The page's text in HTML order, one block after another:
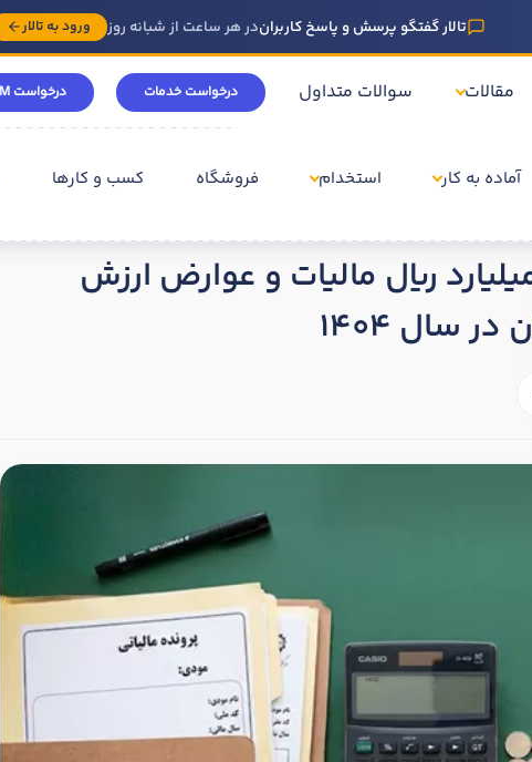
تالار گفتگو پرسش و پاسخ کاربراندر هر ساعت از شبانه روز ورود به تالار
مقالات سوالات متداول درخواست خدمات درخواست CRM
آماده به کار استخدام فروشگاه کسب و کارها
از 2 هزار میلیارد ریال مالیات و عوارض ارزش
سال 1404